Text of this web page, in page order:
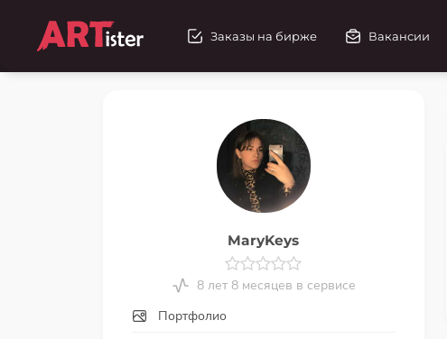
Заказы на бирже Вакансии
MaryKeys
8 лет 8 месяцев в сервисе
Портфолио